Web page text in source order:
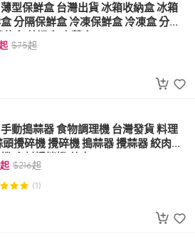
薄型保鮮盒 台灣出貨 冰箱收納盒 冰箱
分隔保鮮盒 冷凍保鮮盒 冷凍盒 分裝
$75起
手動搗蒜器 食物調理機 台灣發貨 料理
頭攪碎機 攪碎機 搗蒜器 攪蒜器 絞肉機
食材攪拌機 蒜末
起 $216起
(1)